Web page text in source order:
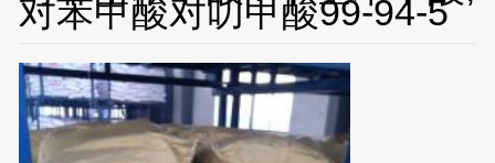
对苯甲酸对叨甲酸99-94-5